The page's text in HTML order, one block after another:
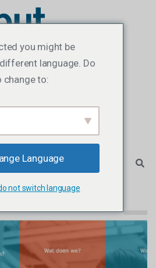
you might be
language. Do
change to:
Language
not switch language